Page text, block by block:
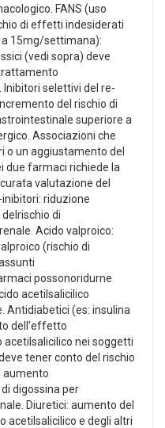
FANS (uso
di effetti indesiderati
15mg/settimana):
(vedi sopra) deve
selettivi del re-
del rischio di
superiore a
Associazioni che
o un aggiustamento del
due farmaci richiede la
valutazione del
riduzione
di
Acido valproico:
(rischio di
possonoridurne
acetilsalicilico
Antidiabetici (es: insulina
dell'effetto
nei soggetti
tener conto del rischio
aumento
digossina per
Diuretici: aumento del
acetilsalicilico e degli altri